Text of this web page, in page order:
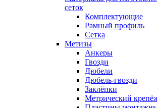
сеток
Комплектующие
Рамный профиль
Сетка
Метизы
Анкеры
Гвозди
Дюбели
Дюбель-гвозди
Заклёпки
Метрический